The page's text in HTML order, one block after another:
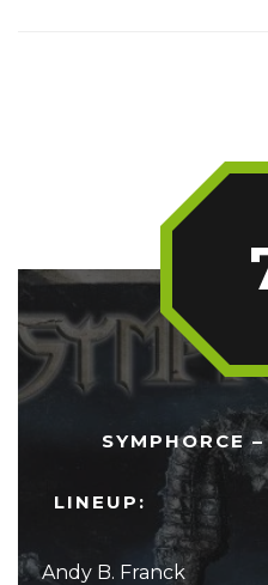
SYMPHORCE
LINEUP:
Andy B. Franck